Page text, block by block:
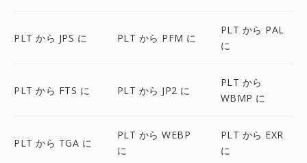
PLT から JPS に PLT から PFM に
PLT から PAL
に
PLT から FTS に PLT から JP2 に
PLT から
WBMP に
PLT から TGA に
PLT から WEBP
に
PLT から EXR
に